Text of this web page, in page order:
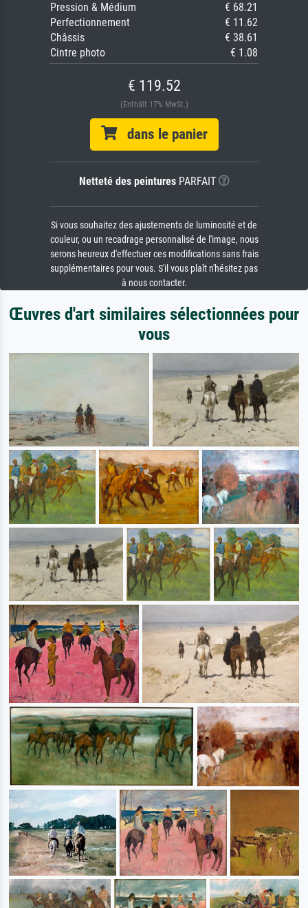
Pression & Médium
€ 68.21
Perfectionnement
€ 11.62
Châssis
€ 38.61
Cintre photo
€ 1.08
€ 119.52
(Enthält 17% MwSt.)
dans le panier
Netteté des peinturesPARFAIT
Si vous souhaitez des ajustements de luminosité et de
couleur, ou un recadrage personnalisé de l'image, nous
serons heureux d'effectuer ces modifications sans frais
supplémentaires pour vous. S'il vous plaît n'hésitez pas
à nous contacter.
Œuvres d'art similaires sélectionnées pour
vous